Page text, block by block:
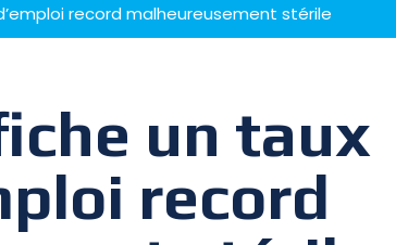
record malheureusement stérile
un taux
record